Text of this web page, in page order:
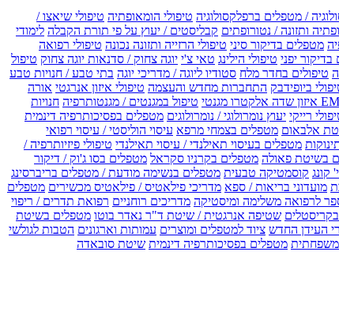
/ מטפלים ברפלקסולוגיה טיפולי הומאופתיה טיפולי שיאצו /
ותזונה / נטורופתים קבליסטים / יעוץ על פי תורת הקבלה לימודי
מטפלים בדיקור סיני טיפולי הרזייה ותזונה נכונה טיפולי רפואה
יפני טיפולי הילינג טאי צ'י יוגה צחוק / סדנאות יוגה צחוק טיפול
טיפולים בחדר מלח סטודיו ליוגה / מדריכי יוגה בתי טבע / חנויות טבע
ביופידבק התחברות מחדש והעצמה טיפולי איזון אנרגטי אורה
טיפול במגנטים / מגנטותרפיה חנויות
רייקי יעוץ נומרולוגי / נומרולוגים מטפלים בפסיכותרפיה דינמית
אלבאום מטפלים בצמחי מרפא עיסוי הוליסטי / עיסוי רפואי
מטפלים בעיסוי תאילנדי / עיסוי תאילנדי טיפולי פיזיותרפיה /
בשיטת פאולה מטפלים בקרניו סקראל מטפלים בסו ג'וק / דיקור
קונג קוסמטיקה טבעית מטפלים בנשימה מודעת / מטפלים בריברסינג
מועדוני בריאות / ספא מדריכי פילאטיס / פילאטיס מכשירים מטפלים
לרפואה משלימה ומיסטיקה מדריכים רוחניים רפואת תדרים / ריפוי
שטיפה אנרגטית / שיטת ד"ר נאדר בוטו מטפלים בשיטת
העידן החדש ציוד למטפלים ומוצרים עמותות וארגונים הטבות לגולשי
משפחתית מטפלים בפסיכותרפיה דינמית שיטת סובאדה